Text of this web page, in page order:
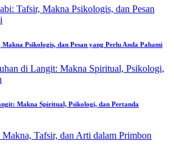
Psikologis, dan Pesan yang Perlu Anda Pahami
Makna Spiritual, Psikologi, dan Pertanda